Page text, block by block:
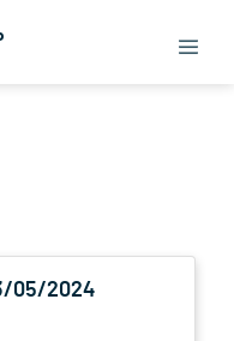
05/2024